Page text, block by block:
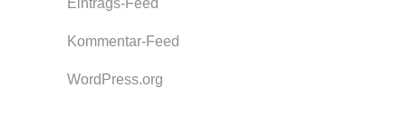
Eintrags-Feed
Kommentar-Feed
WordPress.org